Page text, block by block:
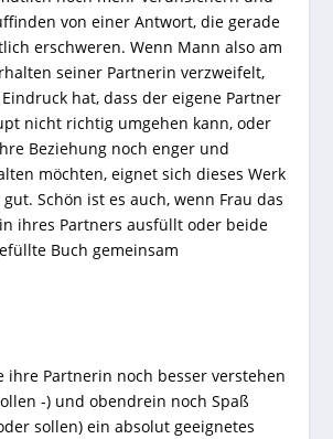
von einer Antwort, die gerade
erschweren. Wenn Mann also am
seiner Partnerin verzweifelt,
hat, dass der eigene Partner
nicht richtig umgehen kann, oder
Beziehung noch enger und
möchten, eignet sich dieses Werk
Schön ist es auch, wenn Frau das
ihres Partners ausfüllt oder beide
Buch gemeinsam
ihre Partnerin noch besser verstehen
-) und obendrein noch Spaß
sollen) ein absolut geeignetes